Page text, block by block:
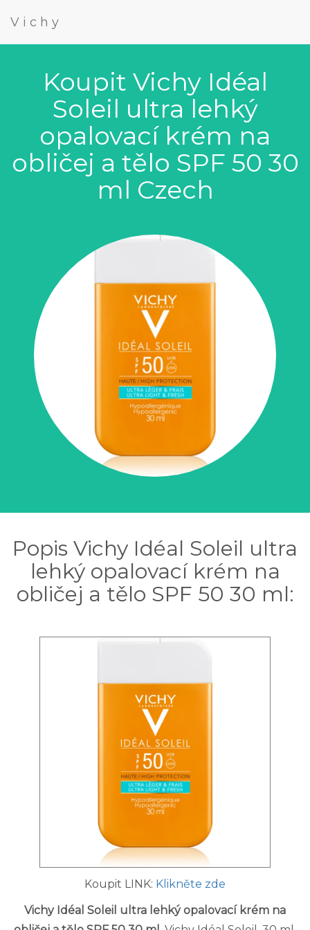
Vichy
Koupit Vichy Idéal
Soleil ultra lehký
opalovací krém na
obličej a tělo SPF 50 30
ml Czech
Popis Vichy Idéal Soleil ultra
lehký opalovací krém na
obličej a tělo SPF 50 30 ml:
Koupit LINK: Klikněte zde
Vichy Idéal Soleil ultra lehký opalovací krém na